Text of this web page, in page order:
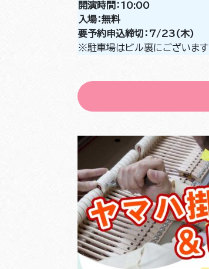
開演時間：10:00
入場：無料
要予約申込締切：7/23(木)
※駐車場はビル裏にございます